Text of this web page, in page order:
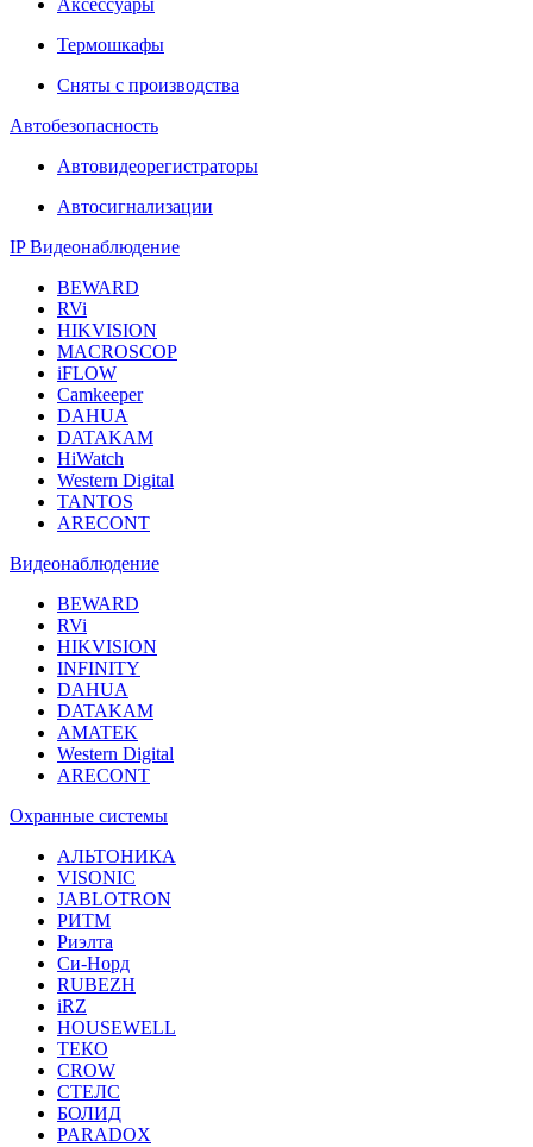
Аксессуары
Термошкафы
Сняты с производства
Автобезопасность
Автовидеорегистраторы
Автосигнализации
IP Видеонаблюдение
BEWARD
RVi
HIKVISION
MACROSCOP
iFLOW
Camkeeper
DAHUA
DATAKAM
HiWatch
Western Digital
TANTOS
ARECONT
Видеонаблюдение
BEWARD
RVi
HIKVISION
INFINITY
DAHUA
DATAKAM
AMATEK
Western Digital
ARECONT
Охранные системы
АЛЬТОНИКА
VISONIC
JABLOTRON
РИТМ
Риэлта
Си-Норд
RUBEZH
iRZ
HOUSEWELL
ТЕКО
CROW
СТЕЛС
БОЛИД
PARADOX